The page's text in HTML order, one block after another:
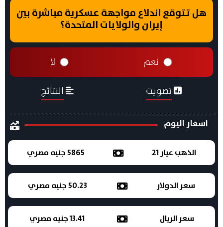
هل تتوقع اندلاع مواجهة عسكرية مباشرة بين
إيران والولايات المتحدة؟
نعم لا
تصويت النتائج
اسعار اليوم
الذهب عيار 21 5865 جنيه مصري
سعر الدولار 50.23 جنيه مصري
سعر الريال 13.41 جنيه مصري